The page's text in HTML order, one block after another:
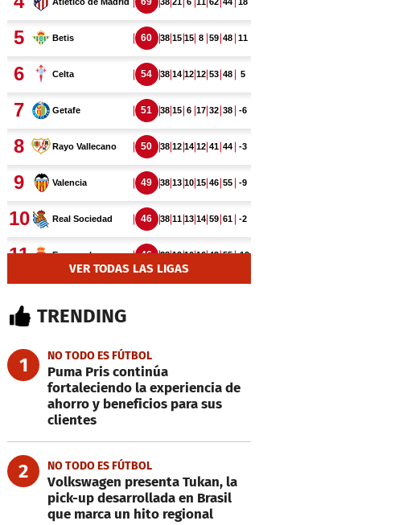
VER TODAS LAS LIGAS
TRENDING
1 NO TODO ES FÚTBOL
Puma Pris continúa
fortaleciendo la experiencia de
ahorro y beneficios para sus
clientes
2 NO TODO ES FÚTBOL
Volkswagen presenta Tukan, la
pick-up desarrollada en Brasil
que marca un hito regional